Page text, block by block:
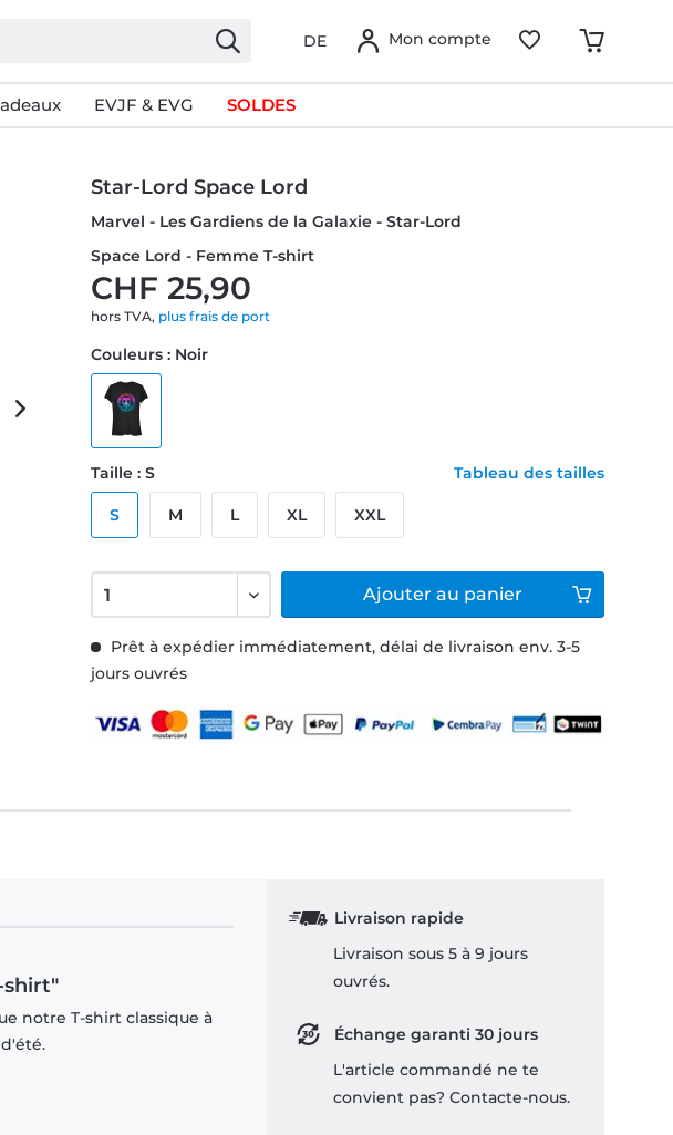
DE Mon compte
EVJF & EVG SOLDES
Star-Lord Space Lord
Marvel - Les Gardiens de la Galaxie - Star-Lord
Space Lord - Femme T-shirt
CHF 25,90
hors TVA, plus frais de port
Prêt à expédier immédiatement, délai de livraison env. 3-5
jours ouvrés
Couleurs : Noir
Taille : S Tableau des tailles
S M L XL XXL
Ajouter au panier
shirt"
notre T-shirt classique à
Livraison rapide
Livraison sous 5 à 9 jours
ouvrés.
Échange garanti 30 jours
L'article commandé ne te
convient pas? Contacte-nous.